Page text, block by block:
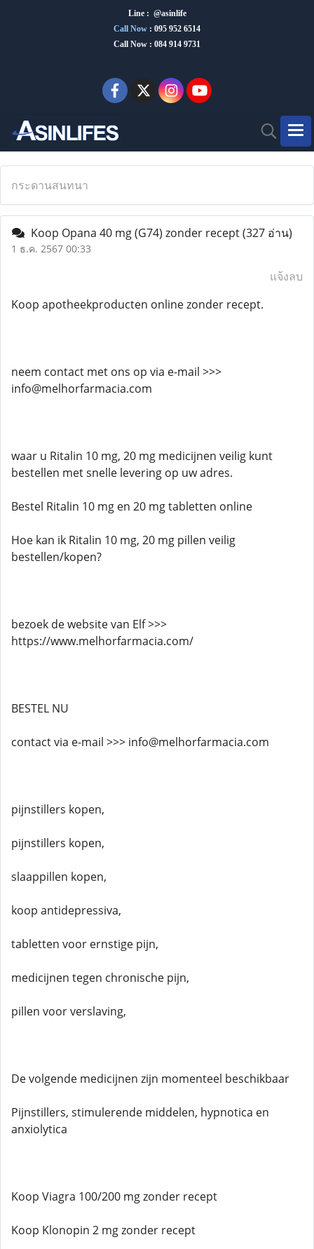
Line : @asinlife
Call Now : 095 952 6514
Call Now : 084 914 9731
กระดานสนทนา
Koop Opana 40 mg (G74) zonder recept(327 อ่าน)
1 ธ.ค. 2567 00:33
แจ้งลบ
Koop apotheekproducten online zonder recept.
neem contact met ons op via e-mail >>>
info@melhorfarmacia.com
waar u Ritalin 10 mg, 20 mg medicijnen veilig kunt
bestellen met snelle levering op uw adres.
Bestel Ritalin 10 mg en 20 mg tabletten online
Hoe kan ik Ritalin 10 mg, 20 mg pillen veilig
bestellen/kopen?
bezoek de website van Elf >>>
https://www.melhorfarmacia.com/
BESTEL NU
contact via e-mail >>> info@melhorfarmacia.com
pijnstillers kopen,
pijnstillers kopen,
slaappillen kopen,
koop antidepressiva,
tabletten voor ernstige pijn,
medicijnen tegen chronische pijn,
pillen voor verslaving,
De volgende medicijnen zijn momenteel beschikbaar
Pijnstillers, stimulerende middelen, hypnotica en
anxiolytica
Koop Viagra 100/200 mg zonder recept
Koop Klonopin 2 mg zonder recept